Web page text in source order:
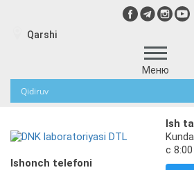
Qarshi
Меню
Ish
с
Ishonch telefoni